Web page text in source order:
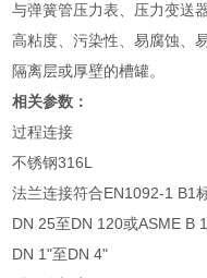
与弹簧管压力表、压力变送
高粘度、污染性、易腐蚀、
隔离层或厚壁的槽罐。
相关参数：
过程连接
不锈钢316L
法兰连接符合EN1092-1 B1
DN 25至DN 120或ASME B
DN 1"至DN 4"